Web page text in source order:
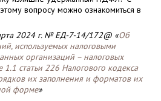
вопросу можно ознакомиться в
2024 г. № ЕД-7-14/172@ «Об
используемых налоговыми
организаций – налоговых
1.1 статьи 226 Налогового кодекса
их заполнения и форматов их
форме»